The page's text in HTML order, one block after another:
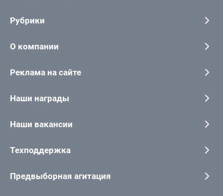
Рубрики
О компании
Реклама на сайте
Наши награды
Наши вакансии
Техподдержка
Предвыборная агитация